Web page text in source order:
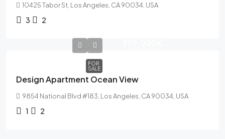
10425 Tabor St, Los Angeles, CA 90034, USA
3 2
FOR
SALE
Design Apartment Ocean View
9854 National Blvd #183, Los Angeles, CA 90034, USA
1 2